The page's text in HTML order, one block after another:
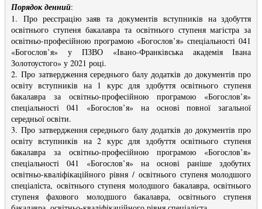
Порядок денний:
1. Про реєстрацію заяв та документів вступників на здобуття
освітнього ступеня бакалавра та освітнього ступеня магістра за
освітньо-професійною програмою «Богослов’я» спеціальності 041
«Богослов’я» у ПЗВО «Івано-Франківська академія Івана
Золотоустого» у 2021 році.
2. Про затвердження середнього балу додатків до документів про
освіту вступників на 1 курс для здобуття освітнього ступеня
бакалавра за освітньо-професійною програмою «Богослов’я»
спеціальності 041 «Богослов’я» на основі повної загальної
середньої освіти.
3. Про затвердження середнього балу додатків до документів про
освіту вступників на 2 курс для здобуття освітнього ступеня
бакалавра за освітньо-професійною програмою «Богослов’я»
спеціальності 041 «Богослов’я» на основі раніше здобутих
освітньо-кваліфікаційного рівня / освітнього ступеня молодшого
спеціаліста, освітнього ступеня молодшого бакалавра, освітнього
ступеня фахового молодшого бакалавра, освітнього ступеня